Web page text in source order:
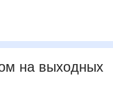
на выходных